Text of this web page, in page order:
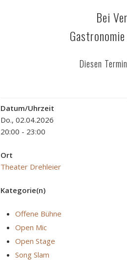
Bei
Diesen
Datum/Uhrzeit
Do., 02.04.2026
20:00 - 23:00
Ort
Theater Drehleier
Kategorie(n)
Offene Bühne
Open Mic
Open Stage
Song Slam